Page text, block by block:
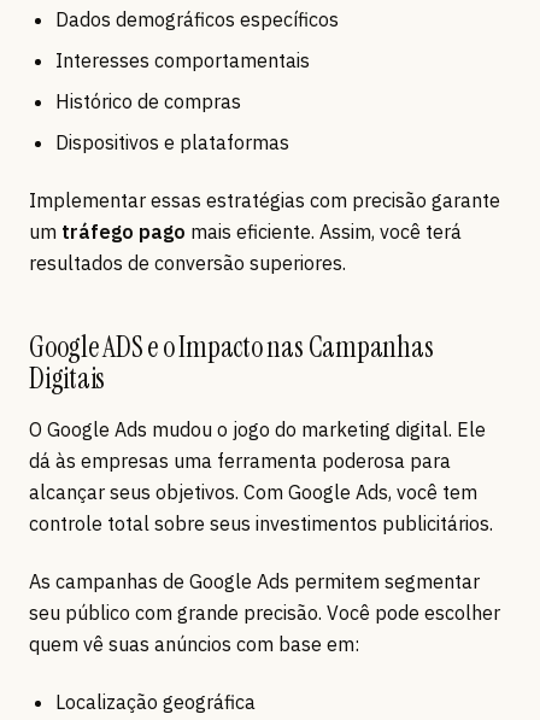
Dados demográficos específicos
Interesses comportamentais
Histórico de compras
Dispositivos e plataformas
Implementar essas estratégias com precisão garante
um tráfego pago mais eficiente. Assim, você terá
resultados de conversão superiores.
Google ADS e o Impacto nas Campanhas
Digitais
O Google Ads mudou o jogo do marketing digital. Ele
dá às empresas uma ferramenta poderosa para
alcançar seus objetivos. Com Google Ads, você tem
controle total sobre seus investimentos publicitários.
As campanhas de Google Ads permitem segmentar
seu público com grande precisão. Você pode escolher
quem vê suas anúncios com base em:
Localização geográfica